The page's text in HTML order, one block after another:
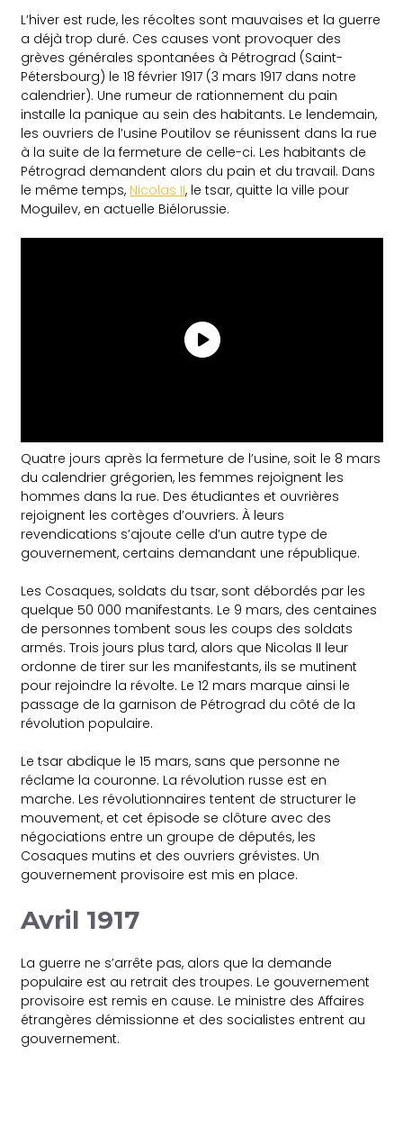
L’hiver est rude, les récoltes sont mauvaises et la guerre
a déjà trop duré. Ces causes vont provoquer des
grèves générales spontanées à Pétrograd (Saint-
Pétersbourg) le 18 février 1917 (3 mars 1917 dans notre
calendrier). Une rumeur de rationnement du pain
installe la panique au sein des habitants. Le lendemain,
les ouvriers de l’usine Poutilov se réunissent dans la rue
à la suite de la fermeture de celle-ci. Les habitants de
Pétrograd demandent alors du pain et du travail. Dans
le même temps, Nicolas II, le tsar, quitte la ville pour
Moguilev, en actuelle Biélorussie.
Quatre jours après la fermeture de l’usine, soit le 8 mars
du calendrier grégorien, les femmes rejoignent les
hommes dans la rue. Des étudiantes et ouvrières
rejoignent les cortèges d’ouvriers. À leurs
revendications s’ajoute celle d’un autre type de
gouvernement, certains demandant une république.
Les Cosaques, soldats du tsar, sont débordés par les
quelque 50 000 manifestants. Le 9 mars, des centaines
de personnes tombent sous les coups des soldats
armés. Trois jours plus tard, alors que Nicolas II leur
ordonne de tirer sur les manifestants, ils se mutinent
pour rejoindre la révolte. Le 12 mars marque ainsi le
passage de la garnison de Pétrograd du côté de la
révolution populaire.
Le tsar abdique le 15 mars, sans que personne ne
réclame la couronne. La révolution russe est en
marche. Les révolutionnaires tentent de structurer le
mouvement, et cet épisode se clôture avec des
négociations entre un groupe de députés, les
Cosaques mutins et des ouvriers grévistes. Un
gouvernement provisoire est mis en place.
Avril 1917
La guerre ne s’arrête pas, alors que la demande
populaire est au retrait des troupes. Le gouvernement
provisoire est remis en cause. Le ministre des Affaires
étrangères démissionne et des socialistes entrent au
gouvernement.